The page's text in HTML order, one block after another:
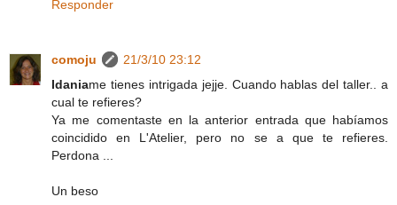
Responder
comoju
21/3/10 23:12
Idaniame tienes intrigada jejje. Cuando hablas del taller.. a
cual te refieres?
Ya me comentaste en la anterior entrada que habíamos
coincidido en L'Atelier, pero no se a que te refieres.
Perdona ...
Un beso